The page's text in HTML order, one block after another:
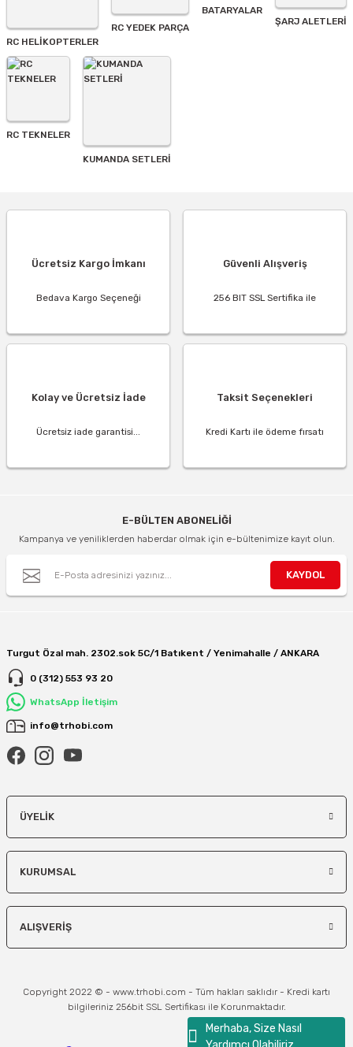
Merhaba, Size Nasıl
Gönder
RC HELİKOPTERLER
RC YEDEK PARÇA
BATARYALAR
ŞARJ ALETLERI
RC TEKNELER
KUMANDA SETLERİ
Ücretsiz Kargo İmkanı
Bedava Kargo Seçeneği
Güvenli Alışveriş
256 BIT SSL Sertifika ile
Kolay ve Ücretsiz İade
Ücretsiz iade garantisi...
Taksit Seçenekleri
Kredi Kartı ile ödeme fırsatı
E-BÜLTEN ABONELİĞİ
Kampanya ve yeniliklerden haberdar olmak için e-bültenimize kayıt olun.
KAYDOL
Turgut Özal mah. 2302.sok 5C/1 Batıkent / Yenimahalle / ANKARA
0 (312) 553 93 20
WhatsApp İletişim
info@trhobi.com
ÜYELIK
KURUMSAL
ALIŞVERIŞ
Copyright 2022 © - www.trhobi.com - Tüm hakları saklıdır - Kredi kartı
bilgileriniz 256bit SSL Sertifikası ile Korunmaktadır.